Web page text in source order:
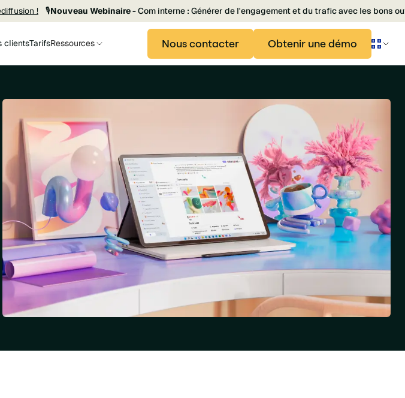
! 🎙️Nouveau Webinaire -Com interne : Générer de l'engagement et du trafic avec les bons
clientsTarifsRessources Nous contacter Obtenir une démo